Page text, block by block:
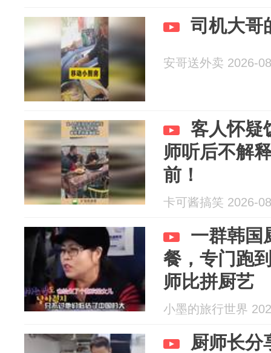
司机大哥
安哥送外卖 2026-
客人怀疑
师听后不解
前！
卡可酱搞笑 2026-
一群韩国
餐，专门跑
师比拼厨艺
小墨的旅行世界
厨师长分